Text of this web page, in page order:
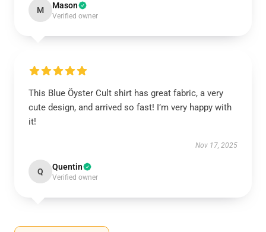
M Mason
Verified owner
This Blue Öyster Cult shirt has great fabric, a very
cute design, and arrived so fast! I’m very happy with
it!
Nov 17, 2025
Q Quentin
Verified owner